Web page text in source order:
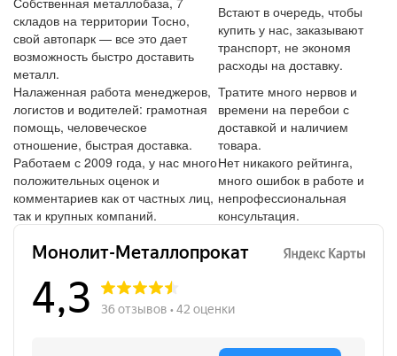
складов на территории Тосно,
свой автопарк — все это дает
возможность быстро доставить
металл.
Встают в очередь, чтобы
купить у нас, заказывают
транспорт, не экономя
расходы на доставку.
Налаженная работа менеджеров,
логистов и водителей: грамотная
помощь, человеческое
отношение, быстрая доставка.
Тратите много нервов и
времени на перебои с
доставкой и наличием
товара.
Работаем с 2009 года, у нас много
положительных оценок и
комментариев как от частных лиц,
так и крупных компаний.
Нет никакого рейтинга,
много ошибок в работе и
непрофессиональная
консультация.